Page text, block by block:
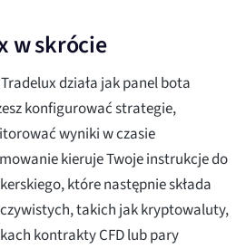
w skrócie
działa jak panel bota
konfigurować strategie,
wyniki w czasie
kieruje Twoje instrukcje do
które następnie składa
takich jak kryptowaluty,
kontrakty CFD lub pary